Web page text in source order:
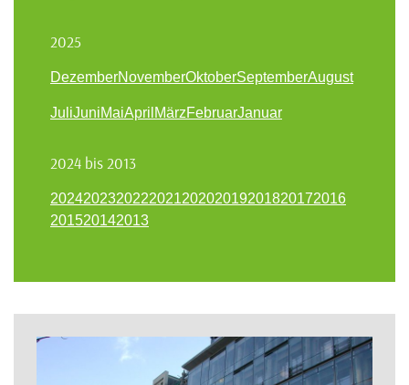
2025
DezemberNovemberOktoberSeptemberAugust
JuliJuniMaiApril MärzFebruarJanuar
2024 bis 2013
202420232022202120202019201820172016
201520142013